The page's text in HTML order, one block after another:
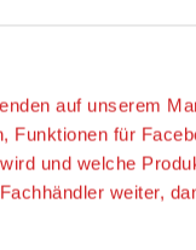
auf unserem
Funktionen für
und welche
weiter,
Deutschland,
info@wiking.de
für Kinder unter 3